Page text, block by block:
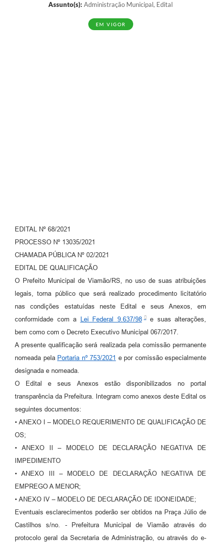
Assunto(s): Administração Municipal, Edital
EM VIGOR
EDITAL Nº 68/2021
PROCESSO Nº 13035/2021
CHAMADA PÚBLICA Nº 02/2021
EDITAL DE QUALIFICAÇÃO
O Prefeito Municipal de Viamão/RS, no uso de suas atribuições
legais, torna público que será realizado procedimento licitatório
nas condições estatuídas neste Edital e seus Anexos, em
conformidade com a
Lei Federal 9.637/98 e suas alterações,
bem como com o Decreto Executivo Municipal 067/2017.
A presente qualificação será realizada pela comissão permanente
nomeada pela Portaria nº 753/2021 e por comissão especialmente
designada e nomeada.
O Edital e seus Anexos estão disponibilizados no portal
transparência da Prefeitura. Integram como anexos deste Edital os
seguintes documentos:
• ANEXO I – MODELO REQUERIMENTO DE QUALIFICAÇÃO DE
OS;
• ANEXO II – MODELO DE DECLARAÇÃO NEGATIVA DE
IMPEDIMENTO
• ANEXO III – MODELO DE DECLARAÇÃO NEGATIVA DE
EMPREGO A MENOR;
• ANEXO IV – MODELO DE DECLARAÇÃO DE IDONEIDADE;
Eventuais esclarecimentos poderão ser obtidos na Praça Júlio de
Castilhos s/no. - Prefeitura Municipal de Viamão através do
protocolo geral da Secretaria de Administração, ou através do e-